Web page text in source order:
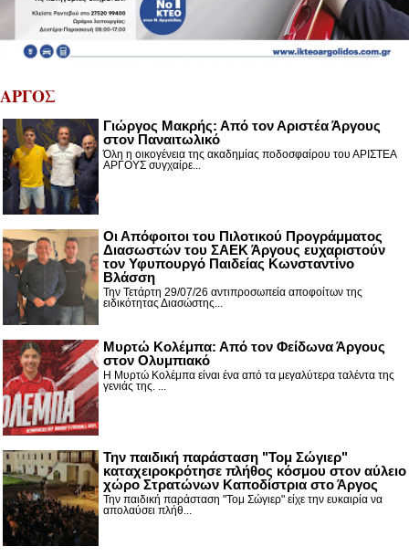
ΑΡΓΟΣ
Γιώργος Μακρής: Από τον Αριστέα Άργους
στον Παναιτωλικό
Όλη η οικογένεια της ακαδημίας ποδοσφαίρου του ΑΡΙΣΤΕΑ
ΑΡΓΟΥΣ συγχαίρε...
Οι Απόφοιτοι του Πιλοτικού Προγράμματος
Διασωστών του ΣΑΕΚ Άργους ευχαριστούν
τον Υφυπουργό Παιδείας Κωνσταντίνο
Βλάσση
Την Τετάρτη 29/07/26 αντιπροσωπεία αποφοίτων της
ειδικότητας Διασώστης...
Μυρτώ Κολέμπα: Από τον Φείδωνα Άργους
στον Ολυμπιακό
Η Μυρτώ Κολέμπα είναι ένα από τα μεγαλύτερα ταλέντα της
γενιάς της. ...
Την παιδική παράσταση "Τομ Σώγιερ"
καταχειροκρότησε πλήθος κόσμου στον αύλειο
χώρο Στρατώνων Καποδίστρια στο Άργος
Την παιδική παράσταση "Τομ Σώγιερ" είχε την ευκαιρία να
απολαύσει πλήθ...